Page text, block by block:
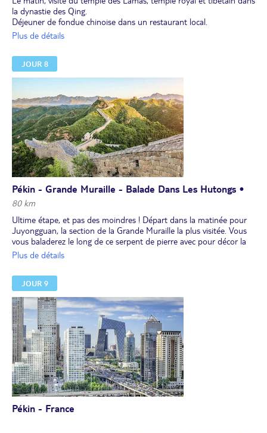
la dynastie des Qing.
Déjeuner de fondue chinoise dans un restaurant local.
L'après-midi, découverte de la place Tian An Men et de la Cité
dynastie des Ming. Puis, montée de la Colline du Charbon où vous
profiterez de la magnifique vue.
Dîner libre.
avant le départ).
Nuit à l'hôtel.
Plus de détails
JOUR 8
Pékin - Grande Muraille - Balade Dans Les Hutongs •
80 km
Ultime étape, et pas des moindres ! Départ dans la matinée pour
Juyongguan, la section de la Grande Muraille la plus visitée. Vous
vous baladerez le long de ce serpent de pierre avec pour décor la
nature à 360°.
Retour en ville, arrêt-photo devant les sites olympiques. Vous
finirez la journée par une balade dans les "hutongs" autour du lac
Houhai, puis arrêt dans une maison de thé avec une dégustation.
Dîner libre.
En option : en soirée, spectacle de l’Opéra de Pékin (à réserver et à
payer avant le départ).
Plus de détails
JOUR 9
Pékin - France